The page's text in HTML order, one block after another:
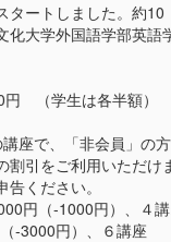
タートしました。約10
化大学外国語学部英語
（学生は各半額）
座で、「非会員」の方
割引をご利用いただけ
ください。
円（-1000円）、４講
-3000円）、６講座